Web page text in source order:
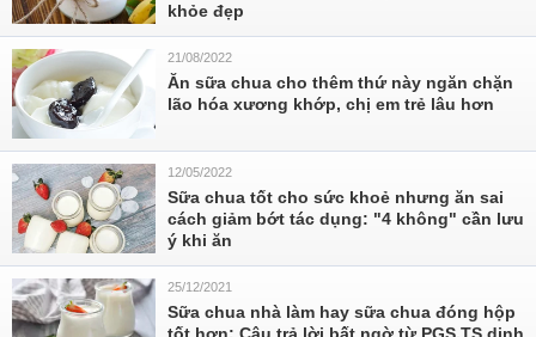
khỏe đẹp
21/08/2022
Ăn sữa chua cho thêm thứ này ngăn chặn
lão hóa xương khớp, chị em trẻ lâu hơn
12/05/2022
Sữa chua tốt cho sức khoẻ nhưng ăn sai
cách giảm bớt tác dụng: "4 không" cần lưu
ý khi ăn
25/12/2021
Sữa chua nhà làm hay sữa chua đóng hộp